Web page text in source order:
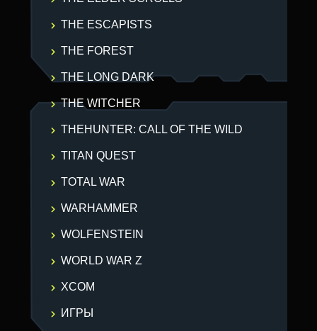
THE ESCAPISTS
THE FOREST
THE LONG DARK
THE WITCHER
THEHUNTER: CALL OF THE WILD
TITAN QUEST
TOTAL WAR
WARHAMMER
WOLFENSTEIN
WORLD WAR Z
XCOM
ИГРЫ